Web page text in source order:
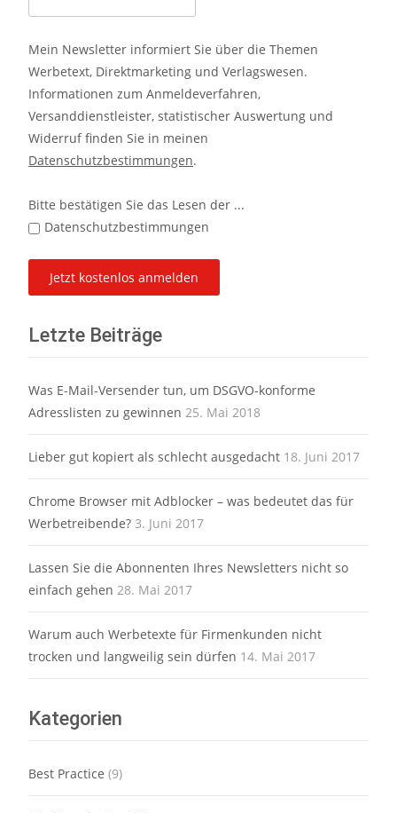
Mein Newsletter informiert Sie über die Themen
Werbetext, Direktmarketing und Verlagswesen.
Informationen zum Anmeldeverfahren,
Versanddienstleister, statistischer Auswertung und
Widerruf finden Sie in meinen
Datenschutzbestimmungen.
Bitte bestätigen Sie das Lesen der ...
Datenschutzbestimmungen
Letzte Beiträge
Was E-Mail-Versender tun, um DSGVO-konforme
Adresslisten zu gewinnen 25. Mai 2018
Lieber gut kopiert als schlecht ausgedacht 18. Juni 2017
Chrome Browser mit Adblocker – was bedeutet das für
Werbetreibende? 3. Juni 2017
Lassen Sie die Abonnenten Ihres Newsletters nicht so
einfach gehen 28. Mai 2017
Warum auch Werbetexte für Firmenkunden nicht
trocken und langweilig sein dürfen 14. Mai 2017
Kategorien
Best Practice (9)